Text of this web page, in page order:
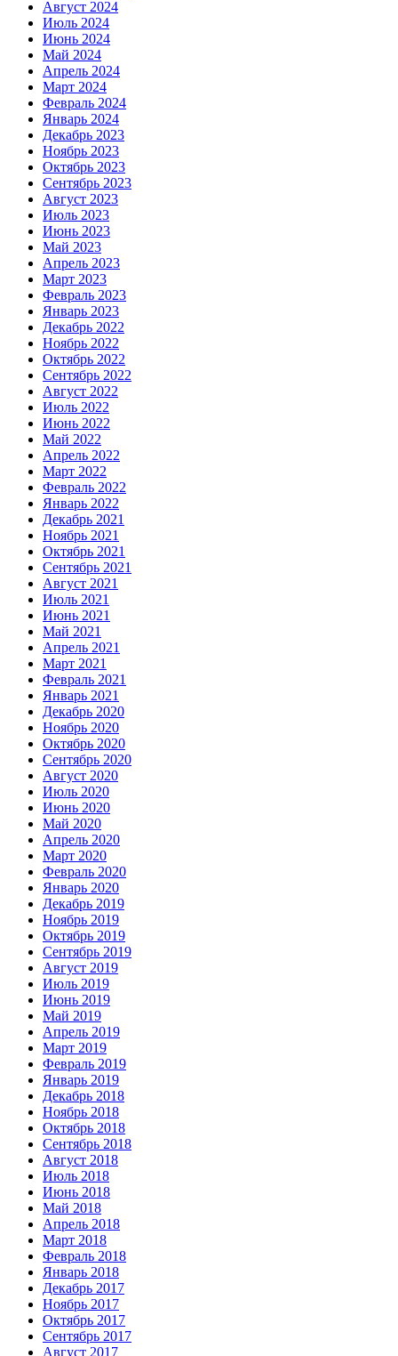
Август 2024
Июль 2024
Июнь 2024
Май 2024
Апрель 2024
Март 2024
Февраль 2024
Январь 2024
Декабрь 2023
Ноябрь 2023
Октябрь 2023
Сентябрь 2023
Август 2023
Июль 2023
Июнь 2023
Май 2023
Апрель 2023
Март 2023
Февраль 2023
Январь 2023
Декабрь 2022
Ноябрь 2022
Октябрь 2022
Сентябрь 2022
Август 2022
Июль 2022
Июнь 2022
Май 2022
Апрель 2022
Март 2022
Февраль 2022
Январь 2022
Декабрь 2021
Ноябрь 2021
Октябрь 2021
Сентябрь 2021
Август 2021
Июль 2021
Июнь 2021
Май 2021
Апрель 2021
Март 2021
Февраль 2021
Январь 2021
Декабрь 2020
Ноябрь 2020
Октябрь 2020
Сентябрь 2020
Август 2020
Июль 2020
Июнь 2020
Май 2020
Апрель 2020
Март 2020
Февраль 2020
Январь 2020
Декабрь 2019
Ноябрь 2019
Октябрь 2019
Сентябрь 2019
Август 2019
Июль 2019
Июнь 2019
Май 2019
Апрель 2019
Март 2019
Февраль 2019
Январь 2019
Декабрь 2018
Ноябрь 2018
Октябрь 2018
Сентябрь 2018
Август 2018
Июль 2018
Июнь 2018
Май 2018
Апрель 2018
Март 2018
Февраль 2018
Январь 2018
Декабрь 2017
Ноябрь 2017
Октябрь 2017
Сентябрь 2017
Август 2017